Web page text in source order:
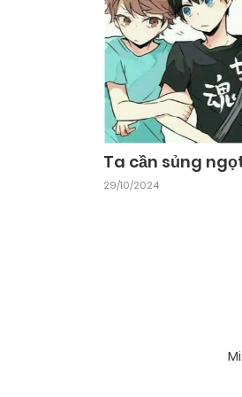
Chapter 59 03/08/
Chapter 57 03/08/
Chapter 55.1 11/01/2025
Ta cần sủng
29/10/2024